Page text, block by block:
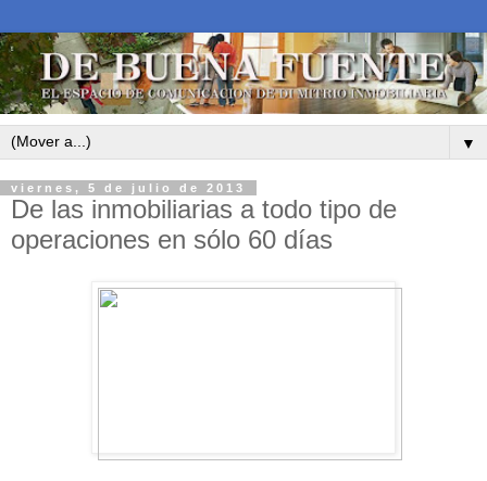
▼
viernes, 5 de julio de 2013
De las inmobiliarias a todo tipo de
operaciones en sólo 60 días